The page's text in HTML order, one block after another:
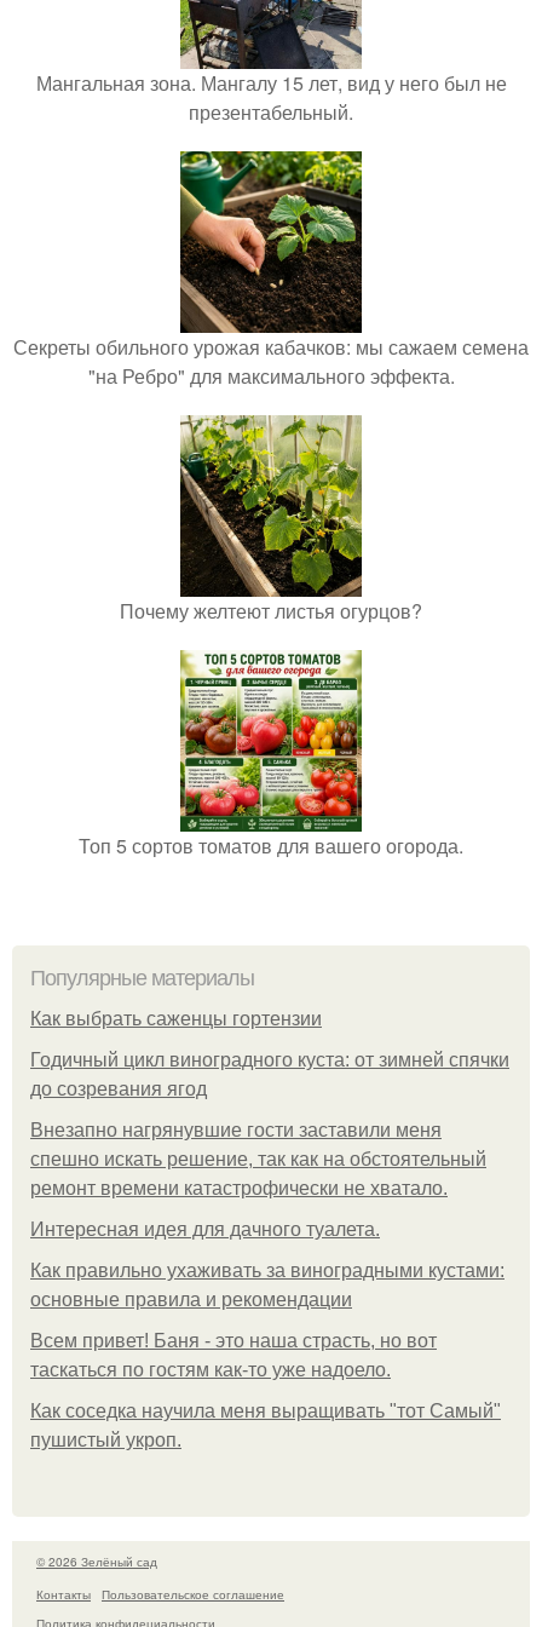
Мангальная зона. Мангалу 15 лет, вид у него был не
презентабельный.
Секреты обильного урожая кабачков: мы сажаем семена
"на Ребро" для максимального эффекта.
Почему желтеют листья огурцов?
Топ 5 сортов томатов для вашего огорода.
Популярные материалы
Как выбрать саженцы гортензии
Годичный цикл виноградного куста: от зимней спячки
до созревания ягод
Внезапно нагрянувшие гости заставили меня
спешно искать решение, так как на обстоятельный
ремонт времени катастрофически не хватало.
Интересная идея для дачного туалета.
Как правильно ухаживать за виноградными кустами:
основные правила и рекомендации
Всем привет! Баня - это наша страсть, но вот
таскаться по гостям как-то уже надоело.
Как соседка научила меня выращивать "тот Самый"
пушистый укроп.
© 2026 Зелёный сад
Контакты
Пользовательское соглашение
Политика конфидециальности